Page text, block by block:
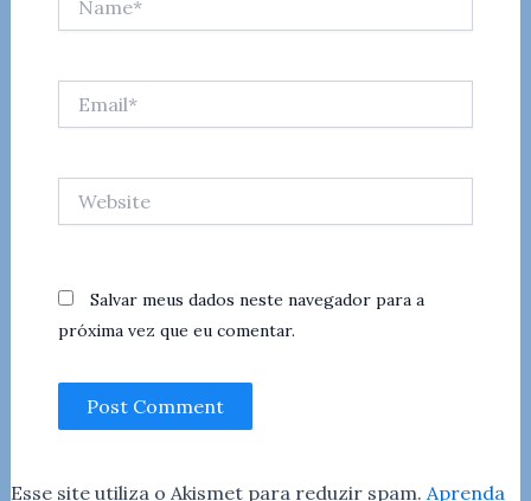
Salvar meus dados neste navegador para a
próxima vez que eu comentar.
Esse site utiliza o Akismet para reduzir spam. Aprenda